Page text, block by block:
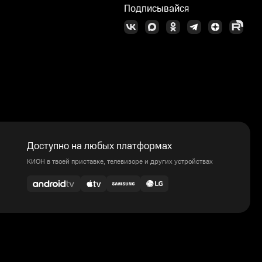
Подписывайся
Доступно на любых платформах
КИОН в твоей приставке, телевизоре и других устройствах